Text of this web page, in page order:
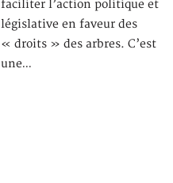
faciliter l’action politique et
législative en faveur des
« droits » des arbres. C’est
une…